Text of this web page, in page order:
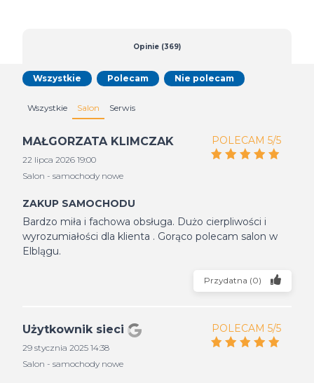
Opinie (369)
Wszystkie Salon Serwis
Wszystkie Polecam Nie polecam
MAŁGORZATA KLIMCZAK
22 lipca 2026 19:00
Salon - samochody nowe
POLECAM 5/5
ZAKUP SAMOCHODU
Bardzo miła i fachowa obsługa. Dużo cierpliwości i
wyrozumiałości dla klienta . Gorąco polecam salon w
Elblągu.
Przydatna (0)
Użytkownik sieci
29 stycznia 2025 14:38
Salon - samochody nowe
POLECAM 5/5